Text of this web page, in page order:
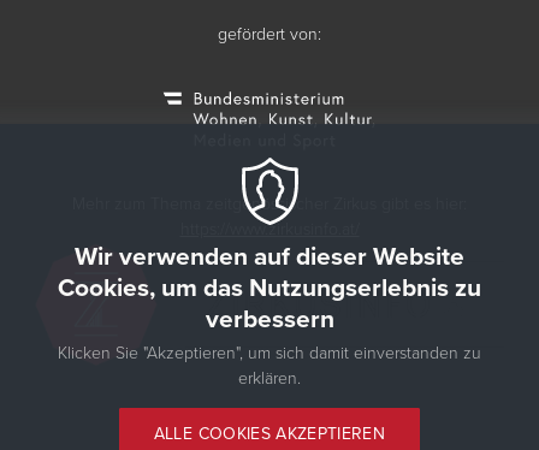
gefördert von:
Mehr zum Thema zeitgenössischer Zirkus gibt es hier:
https://www.zirkusinfo.at/
Wir verwenden auf dieser Website
Cookies, um das Nutzungserlebnis zu
verbessern
Klicken Sie "Akzeptieren", um sich damit einverstanden zu
erklären.
ALLE COOKIES AKZEPTIEREN